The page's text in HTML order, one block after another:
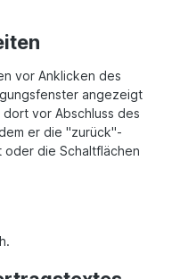
vor Anklicken des
angezeigt
vor Abschluss des
er die "zurück"-
die Schaltflächen